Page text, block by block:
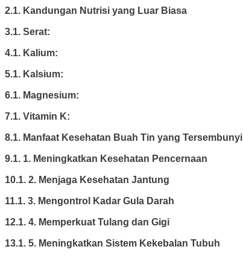
2.1. Kandungan Nutrisi yang Luar Biasa
3.1. Serat:
4.1. Kalium:
5.1. Kalsium:
6.1. Magnesium:
7.1. Vitamin K:
8.1. Manfaat Kesehatan Buah Tin yang Tersembunyi
9.1. 1. Meningkatkan Kesehatan Pencernaan
10.1. 2. Menjaga Kesehatan Jantung
11.1. 3. Mengontrol Kadar Gula Darah
12.1. 4. Memperkuat Tulang dan Gigi
13.1. 5. Meningkatkan Sistem Kekebalan Tubuh